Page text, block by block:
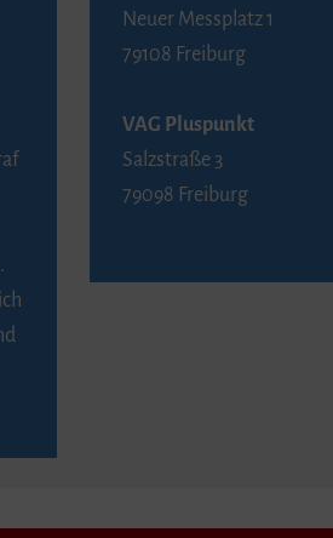
Neuer Messplatz 1
79108 Freiburg
VAG Pluspunkt
Salzstraße 3
79098 Freiburg